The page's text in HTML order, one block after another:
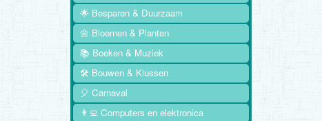
🌟 Besparen & Duurzaam
🌼 Bloemen & Planten
📚 Boeken & Muziek
🛠️ Bouwen & Klussen
🎈 Carnaval
👨‍💻 Computers en elektronica